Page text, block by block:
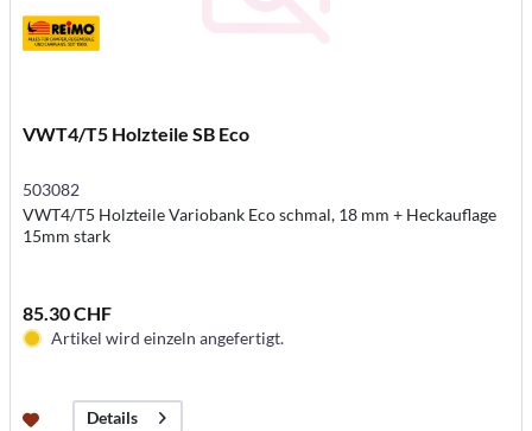
VWT4/T5 Holzteile SB Eco
503082
VWT4/T5 Holzteile Variobank Eco schmal, 18 mm + Heckauflage
15mm stark
85.30 CHF
Artikel wird einzeln angefertigt.
Details